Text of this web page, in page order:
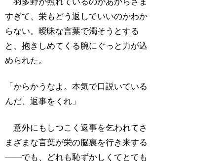
すぎて、栄もどう返していいのかわか
らない。曖昧な言葉で濁そうとする
と、抱きしめてくる腕にぐっと力が込
められた。
「からかうなよ。本気で口説いている
んだ、返事をくれ」
意外にもしつこく返事を乞われてさ
まざまな言葉が栄の脳裏を行き来する
――でも、どれも恥ずかしくてとても